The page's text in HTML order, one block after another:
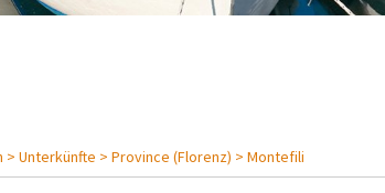
> Unterkünfte > Province (Florenz) > Montefili